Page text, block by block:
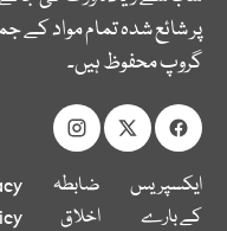
پر شائع شدہ تمام مواد کے
گروپ محفوظ ہیں۔
ایکسپریس
کے بارے
ضابطہ
اخلاق